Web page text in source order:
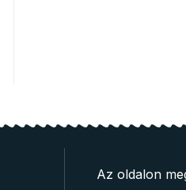
Az oldalon